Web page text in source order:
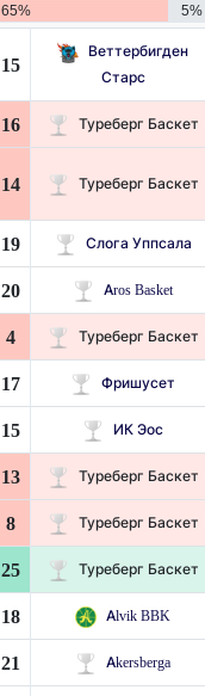
65% 5%
15
Веттербигден
Старс
16 Туреберг Баскет
14 Туреберг Баскет
19 Слога Уппсала
20 Aros Basket
4 Туреберг Баскет
17 Фришусет
15 ИК Эос
13 Туреберг Баскет
8 Туреберг Баскет
25 Туреберг Баскет
18 Alvik BBK
21 Akersberga